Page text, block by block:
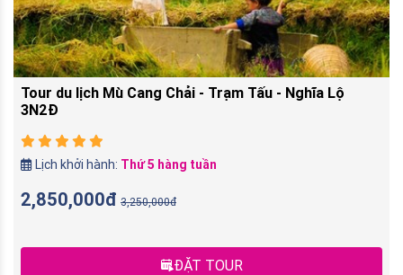
Tour du lịch Mù Cang Chải - Trạm Tấu - Nghĩa Lộ
3N2Đ
Lịch khởi hành: Thứ 5 hàng tuần
2,850,000đ 3,250,000đ
ĐẶT TOUR